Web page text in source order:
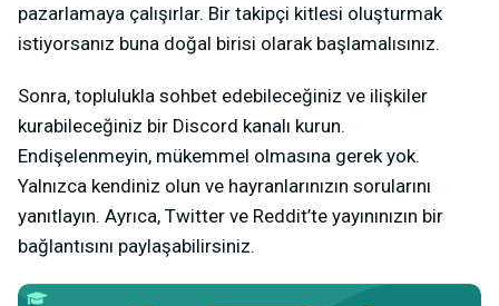
pazarlamaya çalışırlar. Bir takipçi kitlesi oluşturmak
istiyorsanız buna doğal birisi olarak başlamalısınız.
Sonra, toplulukla sohbet edebileceğiniz ve ilişkiler
kurabileceğiniz bir Discord kanalı kurun.
Endişelenmeyin, mükemmel olmasına gerek yok.
Yalnızca kendiniz olun ve hayranlarınızın sorularını
yanıtlayın. Ayrıca, Twitter ve Reddit’te yayınınızın bir
bağlantısını paylaşabilirsiniz.